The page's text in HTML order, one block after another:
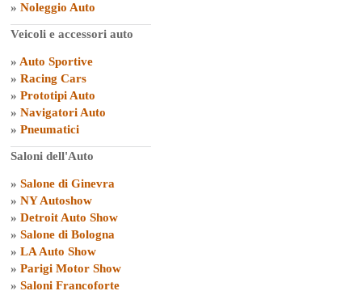
» Noleggio Auto
Veicoli e accessori auto
» Auto Sportive
» Racing Cars
» Prototipi Auto
» Navigatori Auto
» Pneumatici
Saloni dell'Auto
» Salone di Ginevra
» NY Autoshow
» Detroit Auto Show
» Salone di Bologna
» LA Auto Show
» Parigi Motor Show
» Saloni Francoforte